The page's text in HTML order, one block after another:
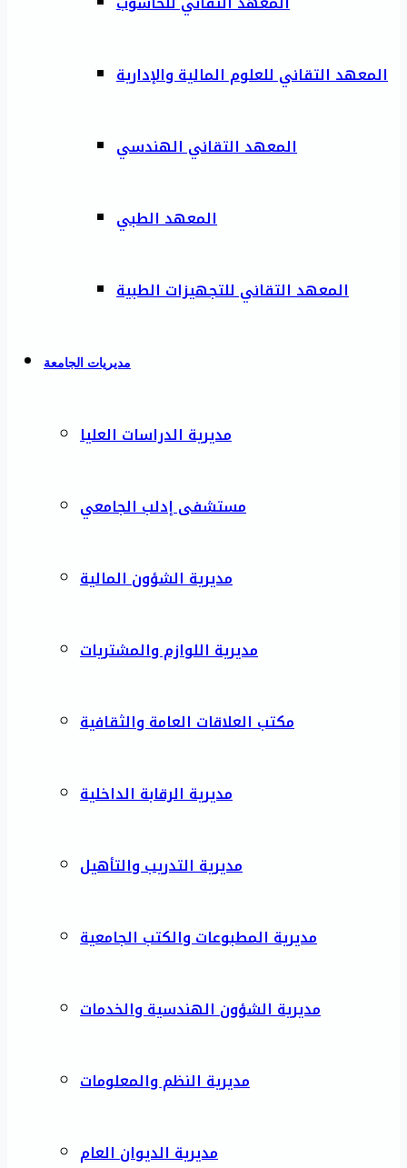
المعهد التقاني للعلوم المالية والإدارية
المعهد التقاني الهندسي
المعهد الطبي
المعهد التقاني للتجهيزات الطبية
مديريات الجامعة
مديرية الدراسات العليا
مستشفى إدلب الجامعي
مديرية الشؤون المالية
مديرية اللوازم والمشتريات
مكتب العلاقات العامة والثقافية
مديرية الرقابة الداخلية
مديرية التدريب والتأهيل
مديرية المطبوعات والكتب الجامعية
مديرية الشؤون الهندسية والخدمات
مديرية النظم والمعلومات
مديرية الديوان العام